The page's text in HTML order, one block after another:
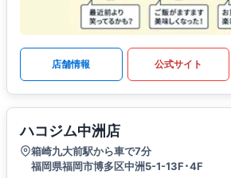
店舗情報 公式サイト
ハコジム中洲店
箱崎九大前駅から車で7分
福岡県福岡市博多区中洲5-1-13F･4F